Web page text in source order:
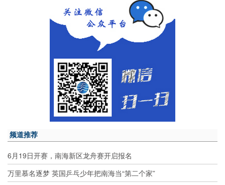
频道推荐
6月19日开赛，南海新区龙舟赛开启报名
万里慕名逐梦 英国乒乓少年把南海当“第二个家”